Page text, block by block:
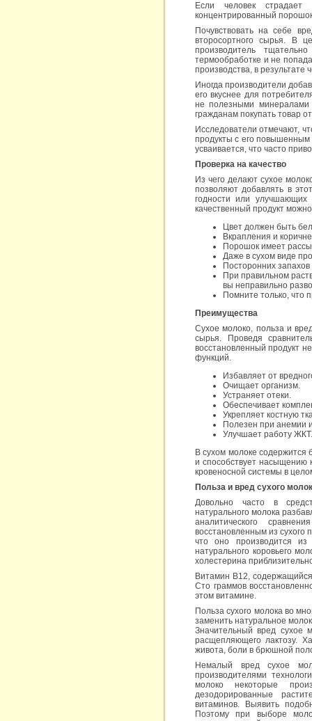
Если человек страдает
концентрированный
Почувствовать на себе
второсортного сырья. В
производитель
термообработке и не
производства, в результате
Иногда производители
его вкуснее для
не полезными минералами
гражданам покупать товар
Исследователи отмечают,
продукты с его
усваивается, что часто
Проверка на качество
Из чего делают сухое
позволяют добавлять в
годности или
качественный продукт
Цвет должен быть
Вкрапления и
Порошок имеет
Даже в сухом виде
Посторонних
При правильном
вы неправильно
​​​​​​​Помните только, что
Преимущества
Сухое молоко, польза и
сырья. Проведя
восстановленный продукт
функций.
Избавляет от
Очищает организм.
Устраняет отеки.
Обеспечивает
Укрепляет костную
Полезен при анемии
Улучшает работу ЖКТ.
В сухом молоке содержится
и способствует насыщению
кровеносной системы в
Польза и вред сухого
Довольно часто в
натурального молока
аналитического
восстановленным из сухого
что оно производится из
натурального коровьего
холестерина
Витамин В12,
Сто граммов
этом витамине.
Польза сухого молока во
заменить натуральное
Значительный вред сухое
расщепляющего лактозу.
живота, боли в брюшной
Немалый вред сухое
производителями
молоко некоторые
дезодорированные
витаминов. Выявить
Поэтому при выборе